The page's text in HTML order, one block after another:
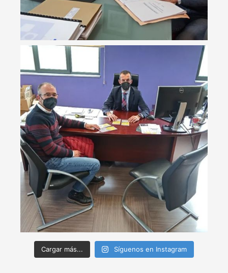
Cargar más... Síguenos en Instagram